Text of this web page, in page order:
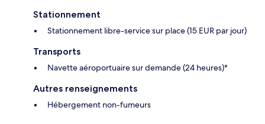
Stationnement
Stationnement libre-service sur place (15 EUR par jour)
Transports
Navette aéroportuaire sur demande (24 heures)*
Autres renseignements
Hébergement non-fumeurs